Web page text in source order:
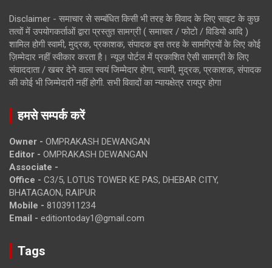
Disclaimer - समाचार से सम्बंधित किसी भी तरह के विवाद के लिए साइट के कुछ
तत्वों में उपयोगकर्ताओं द्वारा प्रस्तुत सामग्री ( समाचार / फोटो / विडियो आदि )
शामिल होगी स्वामी, मुद्रक, प्रकाशक, संपादक इस तरह के सामग्रियों के लिए कोई
ज़िम्मेदार नहीं स्वीकार करता है। न्यूज़ पोर्टल में प्रकाशित ऐसी सामग्री के लिए
संवाददाता / खबर देने वाला स्वयं जिम्मेदार होगा, स्वामी, मुद्रक, प्रकाशक, संपादक
की कोई भी जिम्मेदारी नहीं होगी. सभी विवादों का न्यायक्षेत्र रायपुर होगा
हमसे सम्पर्क करें
Owner - OMPRAKASH DEWANGAN
Editor - OMPRAKASH DEWANGAN
Associate -
Office - C3/5, LOTUS TOWER KE PAS, DHEBAR CITY,
BHATAGAON, RAIPUR
Mobile - 8103911234
Email - editiontoday1@gmail.com
Tags